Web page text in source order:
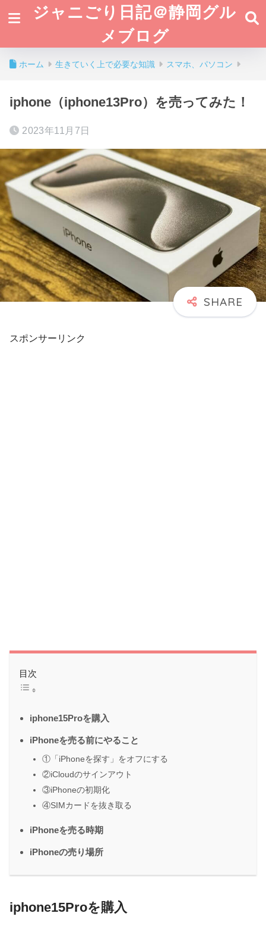
ジャニごり日記＠静岡グル
メブログ
ホーム 生きていく上で必要な知識 スマホ、パソコン
iphone（iphone13Pro）を売ってみた！
2023年11月7日
スポンサーリンク
目次
iphone15Proを購入
iPhoneを売る前にやること
①「iPhoneを探す」をオフにする
②iCloudのサインアウト
③iPhoneの初期化
④SIMカードを抜き取る
iPhoneを売る時期
iPhoneの売り場所
iphone15Proを購入